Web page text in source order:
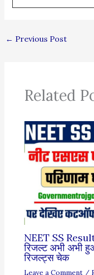
← Previous Post
Related
NEET SS Result
रिजल्ट अभी अभी
रिजल्ट्स चेक
Leave a Comment /